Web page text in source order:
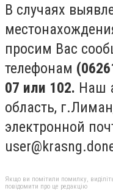
В случаях
просим Вас
телефонам
07 или 102. Наш
область,
электронной
Якщо ви помітили помилку,
повідомити про це редакцію